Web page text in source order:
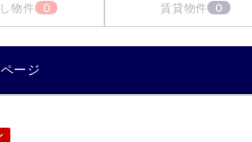
物件 0 賃貸物件 0
ージ